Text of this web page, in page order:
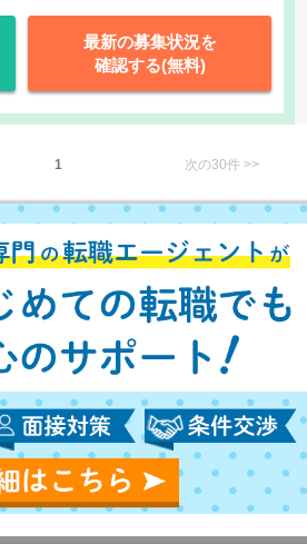
最新の募集状況を
確認する(無料)
1 次の30件 >>